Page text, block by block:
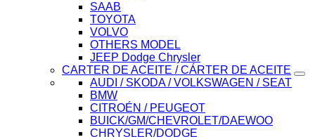
SAAB
TOYOTA
VOLVO
OTHERS MODEL
JEEP Dodge Chrysler
CARTER DE ACEITE / CÁRTER DE ACEITE
AUDI / SKODA / VOLKSWAGEN / SEAT
BMW
CITROÉN / PEUGEOT
BUICK/GM/CHEVROLET/DAEWOO
CHRYSLER/DODGE